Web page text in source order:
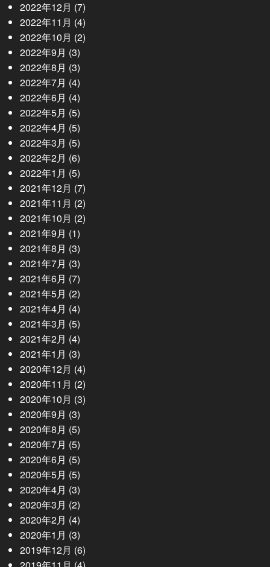
2022年12月 (7)
2022年11月 (4)
2022年10月 (2)
2022年9月 (3)
2022年8月 (3)
2022年7月 (4)
2022年6月 (4)
2022年5月 (5)
2022年4月 (5)
2022年3月 (5)
2022年2月 (6)
2022年1月 (5)
2021年12月 (7)
2021年11月 (2)
2021年10月 (2)
2021年9月 (1)
2021年8月 (3)
2021年7月 (3)
2021年6月 (7)
2021年5月 (2)
2021年4月 (4)
2021年3月 (5)
2021年2月 (4)
2021年1月 (3)
2020年12月 (4)
2020年11月 (2)
2020年10月 (3)
2020年9月 (3)
2020年8月 (5)
2020年7月 (5)
2020年6月 (5)
2020年5月 (5)
2020年4月 (3)
2020年3月 (2)
2020年2月 (4)
2020年1月 (3)
2019年12月 (6)